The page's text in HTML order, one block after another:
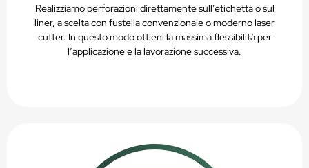
Realizziamo perforazioni direttamente sull’etichetta o sul
liner, a scelta con fustella convenzionale o moderno laser
cutter. In questo modo ottieni la massima flessibilità per
l’applicazione e la lavorazione successiva.